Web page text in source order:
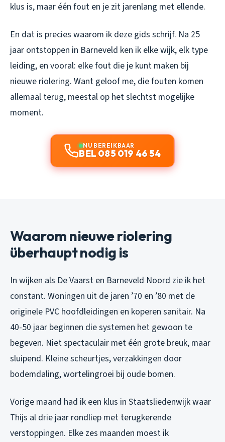
klus is, maar één fout en je zit jarenlang met ellende.
En dat is precies waarom ik deze gids schrijf. Na 25
jaar ontstoppen in Barneveld ken ik elke wijk, elk type
leiding, en vooral: elke fout die je kunt maken bij
nieuwe riolering. Want geloof me, die fouten komen
allemaal terug, meestal op het slechtst mogelijke
moment.
NU BEREIKBAAR
BEL 085 019 46 54
Waarom nieuwe riolering
überhaupt nodig is
In wijken als De Vaarst en Barneveld Noord zie ik het
constant. Woningen uit de jaren ’70 en ’80 met de
originele PVC hoofdleidingen en koperen sanitair. Na
40-50 jaar beginnen die systemen het gewoon te
begeven. Niet spectaculair met één grote breuk, maar
sluipend. Kleine scheurtjes, verzakkingen door
bodemdaling, wortelingroei bij oude bomen.
Vorige maand had ik een klus in Staatsliedenwijk waar
Thijs al drie jaar rondliep met terugkerende
verstoppingen. Elke zes maanden moest ik